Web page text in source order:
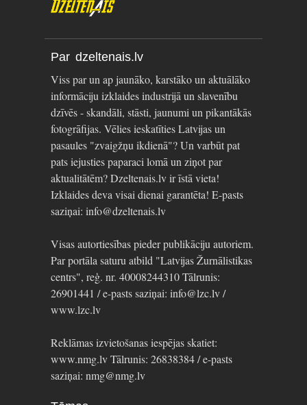
Par dzeltenais.lv
Viss par un ap jaunāko, karstāko un aktuālāko
informāciju izklaides industrijā un slavenību
dzīvēs - skandāli, stāsti, jaunumi un pikantākās
fotogrāfijas. Vēlies ieskatīties Latvijas un
pasaules "zvaigžņu ikdienā"? Un varbūt pat
pats iejusties paparaci lomā un ziņot par
aktualitātēm? Dzeltenais.lv ir īstā vieta!
Izklaides deva visai dienai garantēta! E-pasts
saziņai: info@dzeltenais.lv
Visas autortiesības pieder publikāciju autoriem.
Par portāla saturu atbild "Latvijas Žurnālistikas
centrs", reģ. nr. 40008244310 Tālrunis:
26901441 / e-pasts saziņai: info@lzc.lv /
www.lzc.lv
Reklāmas izvietošanas iespējas skatiet:
www.nmg.lv Tālrunis: 26838384 / e-pasts
saziņai: nmg@nmg.lv